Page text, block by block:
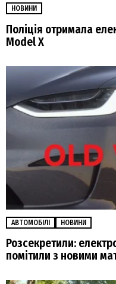
НОВИНИ
Поліція отримала
Model Х
АВТОМОБІЛІ НОВИНИ
Розсекретили:
помітили з новими